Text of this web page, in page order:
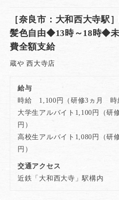
［奈良市：大和西大寺駅
髪色自由◆13時～18時◆
費全額支給
蔵や 西大寺店
給与
時給 1,100円（研修3ヵ月 時
大学生アルバイト1,100円（研
円）
高校生アルバイト1,080円（研
円）
交通アクセス
近鉄「大和西大寺」駅構内